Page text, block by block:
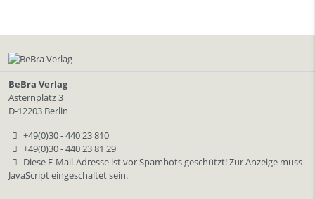
BeBra Verlag
Asternplatz 3
D-12203 Berlin
+49(0)30 - 440 23 810
+49(0)30 - 440 23 81 29
Diese E-Mail-Adresse ist vor Spambots geschützt! Zur Anzeige muss
JavaScript eingeschaltet sein.